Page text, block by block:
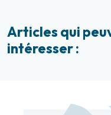
Articles qui
intéresser :